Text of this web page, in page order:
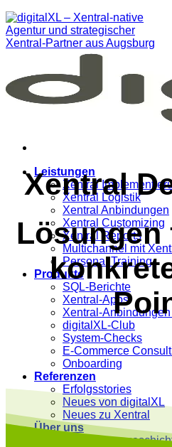
Leistungen
Xentral
Xentral Logistik
Xentral Anbindungen
Xentral Customizing
Xentral Reports
Multichannel mit
Personal Training
Produkte
SQL-Berichte
Xentral-Apps
Xentral-
digitalXL-Club
System-Checks
E-Commerce
Onboarding
Referenzen
Erfolgsstories
Neues von digitalXL
Neues zu Xentral
Über uns
Xentral
Lösungen